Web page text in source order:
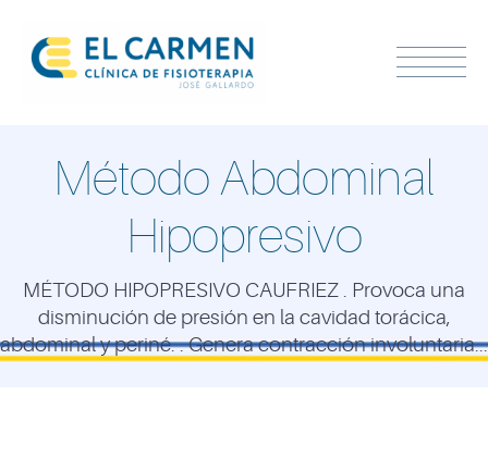
Método Abdominal
Hipopresivo
MÉTODO HIPOPRESIVO CAUFRIEZ . Provoca una
disminución de presión en la cavidad torácica,
abdominal y periné. . Genera contracción involuntaria...